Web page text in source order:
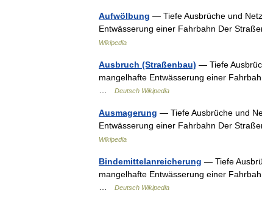
Aufwölbung — Tiefe Ausbrüche und
Entwässerung einer Fahrbahn Der
Wikipedia
Ausbruch (Straßenbau) — Tiefe
mangelhafte Entwässerung einer
Deutsch Wikipedia
Ausmagerung — Tiefe Ausbrüche und
Entwässerung einer Fahrbahn Der
Wikipedia
Bindemittelanreicherung — Tiefe
mangelhafte Entwässerung einer
Deutsch Wikipedia